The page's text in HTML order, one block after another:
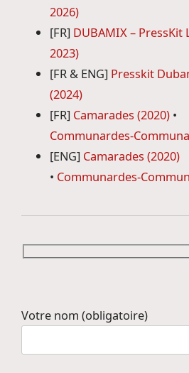
2026)
[FR] DUBAMIX – PressKit
2023)
[FR & ENG] Presskit
(2024)
[FR] Camarades (2020)•
Communardes-
[ENG] Camarades (2020)
• Communardes-
Votre nom (obligatoire)